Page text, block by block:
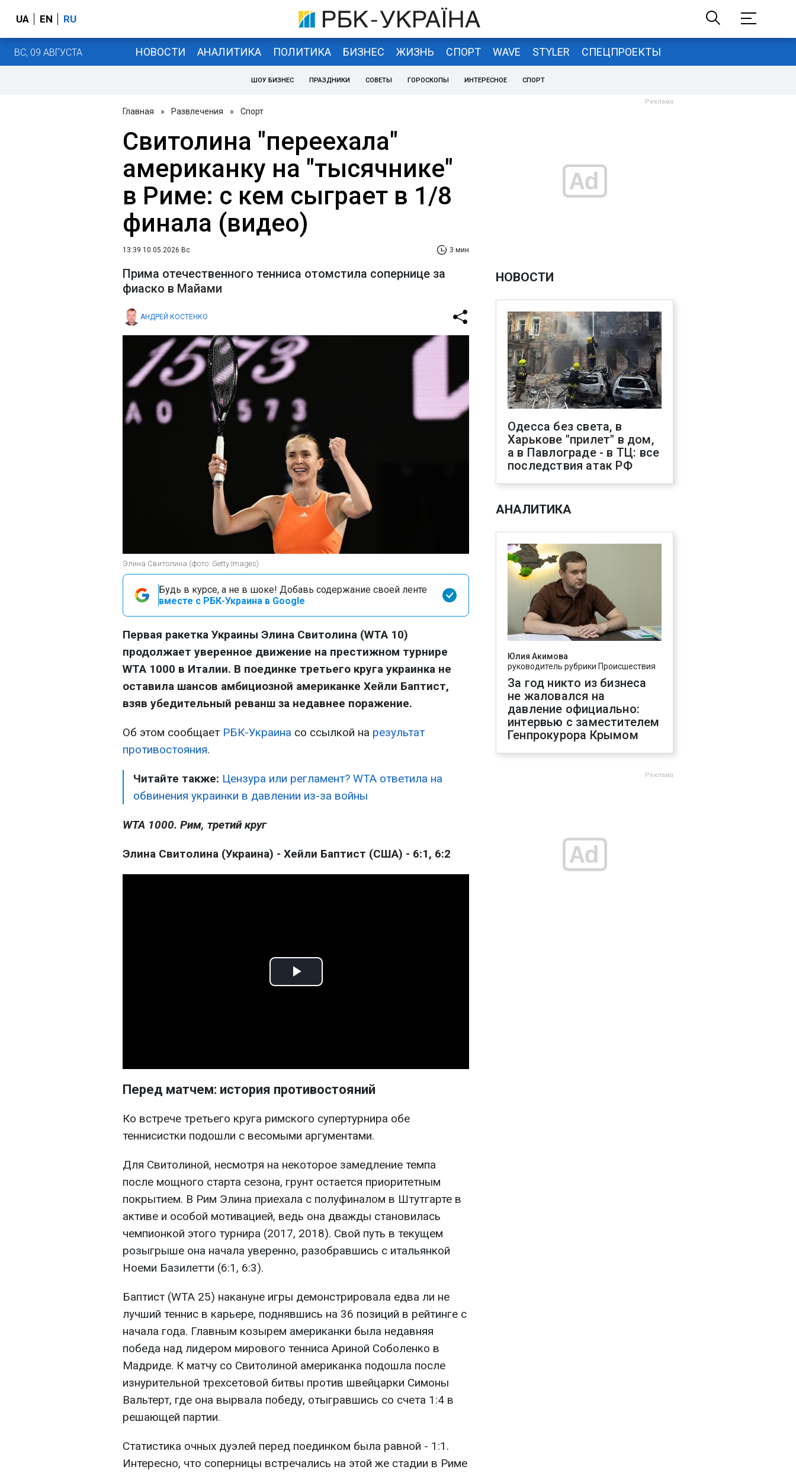
UA EN RU
ВС, 09 АВГУСТА НОВОСТИ АНАЛИТИКА ПОЛИТИКА БИЗНЕС ЖИЗНЬ СПОРТ WAVE STYLER СПЕЦПРОЕКТЫ
ШОУ БИЗНЕС ПРАЗДНИКИ СОВЕТЫ ГОРОСКОПЫ ИНТЕРЕСНОЕ СПОРТ
Главная » Развлечения » Спорт
Свитолина "переехала"
американку на "тысячнике"
в Риме: с кем сыграет в 1/8
финала (видео)
13:39 10.05.2026 Вс 3 мин
Прима отечественного тенниса отомстила сопернице за
фиаско в Майами
АНДРЕЙ КОСТЕНКО
Элина Свитолина (фото: Getty Images)
Будь в курсе, а не в шоке! Добавь содержание своей ленте
вместе с РБК-Украина в Google
Первая ракетка Украины Элина Свитолина (WTA 10)
продолжает уверенное движение на престижном турнире
WTA 1000 в Италии. В поединке третьего круга украинка не
оставила шансов амбициозной американке Хейли Баптист,
взяв убедительный реванш за недавнее поражение.
Об этом сообщает РБК-Украина со ссылкой на результат
противостояния.
Читайте также: Цензура или регламент? WTA ответила на
обвинения украинки в давлении из-за войны
WTA 1000. Рим, третий круг
Элина Свитолина (Украина) - Хейли Баптист (США) - 6:1, 6:2
Play
Перед матчем: история противостояний
Ко встрече третьего круга римского супертурнира обе
теннисистки подошли с весомыми аргументами.
Для Свитолиной, несмотря на некоторое замедление темпа
после мощного старта сезона, грунт остается приоритетным
покрытием. В Рим Элина приехала с полуфиналом в Штутгарте в
активе и особой мотивацией, ведь она дважды становилась
чемпионкой этого турнира (2017, 2018). Свой путь в текущем
розыгрыше она начала уверенно, разобравшись с итальянкой
Ноеми Базилетти (6:1, 6:3).
Баптист (WTA 25) накануне игры демонстрировала едва ли не
лучший теннис в карьере, поднявшись на 36 позиций в рейтинге с
начала года. Главным козырем американки была недавняя
победа над лидером мирового тенниса Ариной Соболенко в
Мадриде. К матчу со Свитолиной американка подошла после
изнурительной трехсетовой битвы против швейцарки Симоны
Вальтерт, где она вырвала победу, отыгравшись со счета 1:4 в
решающей партии.
Статистика очных дуэлей перед поединком была равной - 1:1.
Интересно, что соперницы встречались на этой же стадии в Риме
НОВОСТИ
Одесса без света, в
Харькове "прилет" в дом,
а в Павлограде - в ТЦ: все
последствия атак РФ
АНАЛИТИКА
Юлия Акимова
руководитель рубрики Происшествия
За год никто из бизнеса
не жаловался на
давление официально:
интервью с заместителем
Генпрокурора Крымом